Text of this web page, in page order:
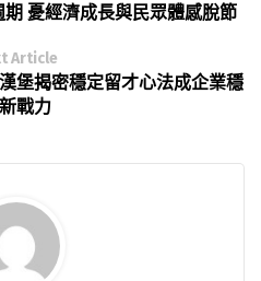
憂經濟成長與民眾體感脫節
Article
堡揭密穩定留才心法成企業穩
戰力